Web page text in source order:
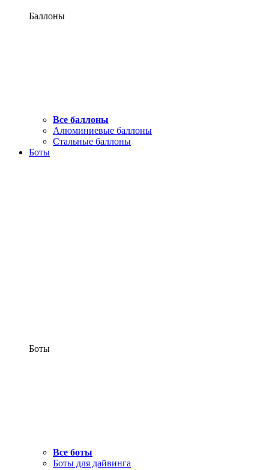
Баллоны
Все баллоны
Алюминиевые баллоны
Стальные баллоны
Боты
Боты
Все боты
Боты для дайвинга